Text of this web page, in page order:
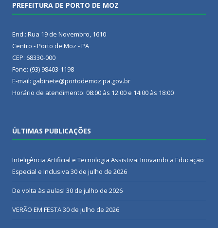
PREFEITURA DE PORTO DE MOZ
End.: Rua 19 de Novembro, 1610
Centro - Porto de Moz - PA
CEP: 68330-000
Fone: (93) 98403-1198
E-mail: gabinete@portodemoz.pa.gov.br
Horário de atendimento: 08:00 às 12:00 e 14:00 às 18:00
ÚLTIMAS PUBLICAÇÕES
Inteligência Artificial e Tecnologia Assistiva: Inovando a Educação
Especial e Inclusiva 30 de julho de 2026
De volta às aulas! 30 de julho de 2026
VERÃO EM FESTA30 de julho de 2026